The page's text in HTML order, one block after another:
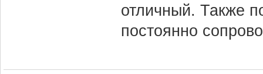
отличный. Также
постоянно